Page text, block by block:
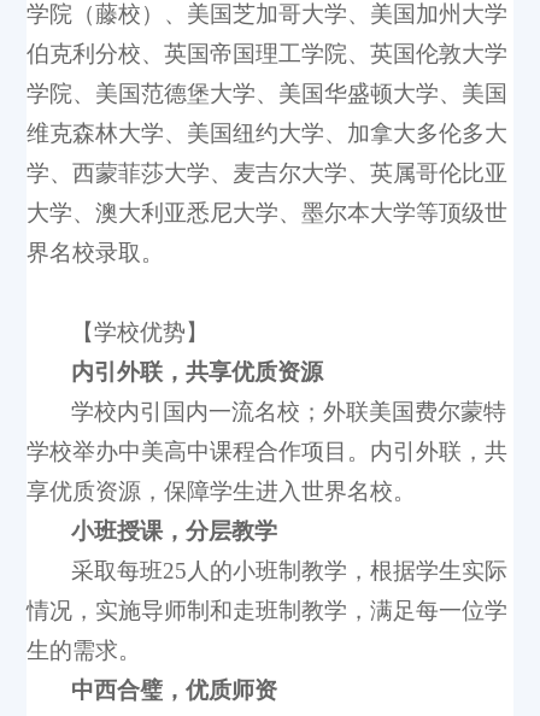
学院（藤校）、美国芝加哥大学、美国加州大学
伯克利分校、英国帝国理工学院、英国伦敦大学
学院、美国范德堡大学、美国华盛顿大学、美国
维克森林大学、美国纽约大学、加拿大多伦多大
学、西蒙菲莎大学、麦吉尔大学、英属哥伦比亚
大学、澳大利亚悉尼大学、墨尔本大学等顶级世
界名校录取。
【学校优势】
内引外联，共享优质资源
学校内引国内一流名校；外联美国费尔蒙特
学校举办中美高中课程合作项目。内引外联，共
享优质资源，保障学生进入世界名校。
小班授课，分层教学
采取每班25人的小班制教学，根据学生实际
情况，实施导师制和走班制教学，满足每一位学
生的需求。
中西合璧，优质师资